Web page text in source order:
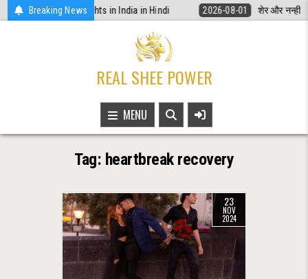
Skip
to
Breaking News
अधिकार | Women Rights in India in Hindi 2026-08-01 शेर और नन्ही
REAL SHEE POWER
MENU
Tag: heartbreak recovery
23
NOV
2024